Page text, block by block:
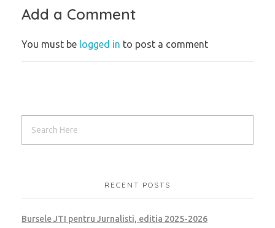
Add a Comment
You must be logged in to post a comment
RECENT POSTS
Bursele JTI pentru Jurnalisti, editia 2025-2026